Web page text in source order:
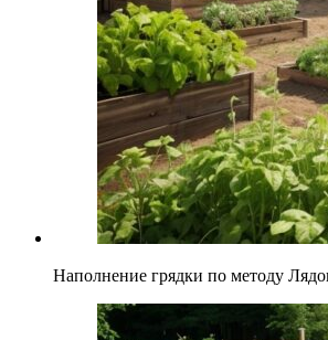
Наполнение грядки по методу